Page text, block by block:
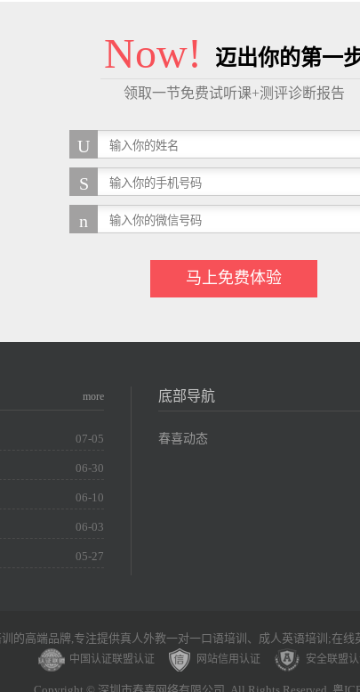
Now! 迈出你的第一
领取一节免费试听课+测评诊断报告
马上免费体验
more
07-05
06-30
06-10
06-03
05-27
底部导航
春喜动态
的高端品牌,专注提供真人外教一对一口语培训、成人英语培训;在
中国认证联盟认证 网站信用认证 安全联盟